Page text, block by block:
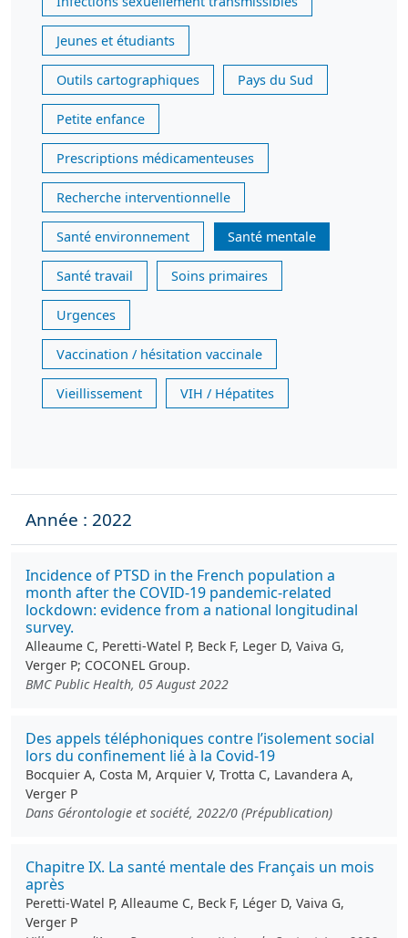
Jeunes et étudiants
Outils cartographiques Pays du Sud
Petite enfance
Prescriptions médicamenteuses
Recherche interventionnelle
Santé environnement Santé mentale
Santé travail Soins primaires
Urgences
Vaccination / hésitation vaccinale
Vieillissement VIH / Hépatites
Année : 2022
Incidence of PTSD in the French population a
month after the COVID-19 pandemic-related
lockdown: evidence from a national longitudinal
survey.
Alleaume C, Peretti-Watel P, Beck F, Leger D, Vaiva G,
Verger P; COCONEL Group.
BMC Public Health, 05 August 2022
Des appels téléphoniques contre l’isolement social
lors du confinement lié à la Covid-19
Bocquier A, Costa M, Arquier V, Trotta C, Lavandera A,
Verger P
Dans Gérontologie et société, 2022/0 (Prépublication)
Chapitre IX. La santé mentale des Français un mois
après
Peretti-Watel P, Alleaume C, Beck F, Léger D, Vaiva G,
Verger P